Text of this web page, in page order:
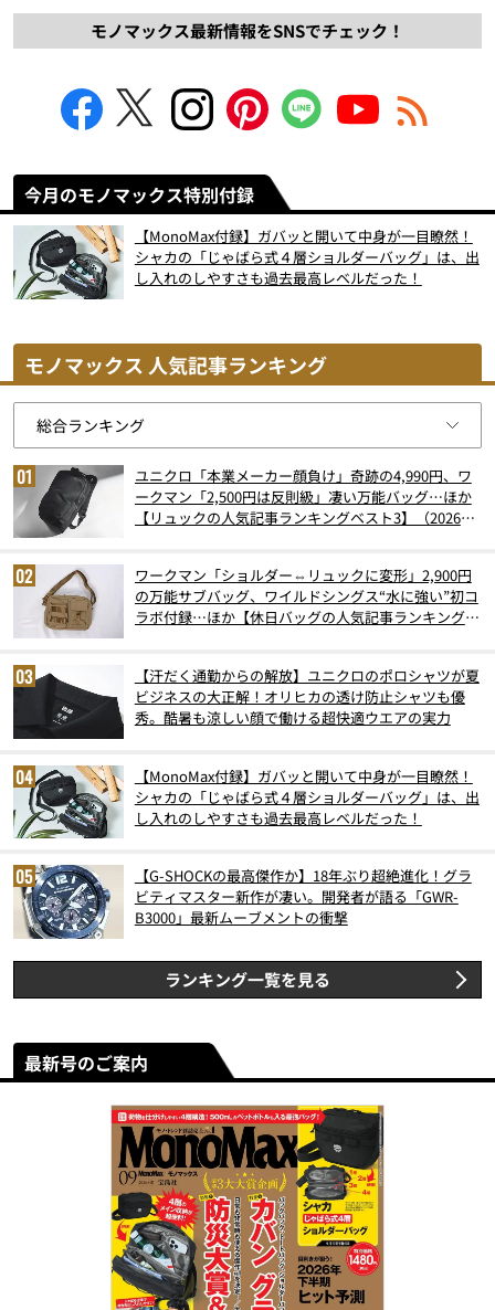
モノマックス最新情報をSNSでチェック！
今月のモノマックス特別付録
【MonoMax付録】ガバッと開いて中身が一目瞭然！
シャカの「じゃばら式４層ショルダーバッグ」は、出
し入れのしやすさも過去最高レベルだった！
モノマックス 人気記事ランキング
ユニクロ「本業メーカー顔負け」奇跡の4,990円、ワ
ークマン「2,500円は反則級」凄い万能バッグ…ほか
【リュックの人気記事ランキングベスト3】（2026年
ワークマン「ショルダー⇔リュックに変形」2,900円
の万能サブバッグ、ワイルドシングス“水に強い”初コ
ラボ付録…ほか【休日バッグの人気記事ランキングベ
【汗だく通勤からの解放】ユニクロのポロシャツが夏
ビジネスの大正解！オリヒカの透け防止シャツも優
秀。酷暑も涼しい顔で働ける超快適ウエアの実力
【MonoMax付録】ガバッと開いて中身が一目瞭然！
シャカの「じゃばら式４層ショルダーバッグ」は、出
し入れのしやすさも過去最高レベルだった！
【G-SHOCKの最高傑作か】18年ぶり超絶進化！グラ
ビティマスター新作が凄い。開発者が語る「GWR-
B3000」最新ムーブメントの衝撃
ランキング一覧を見る
最新号のご案内